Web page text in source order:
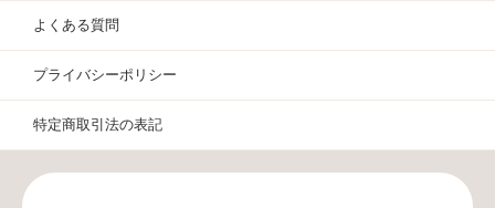
よくある質問
プライバシーポリシー
特定商取引法の表記